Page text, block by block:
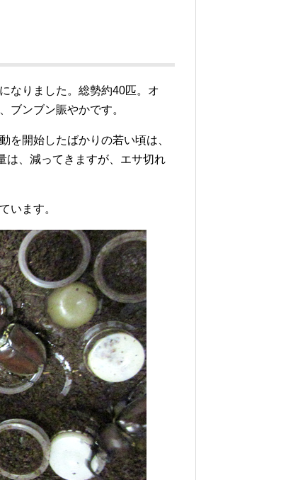
なりました。総勢約40匹。オ
ブンブン賑やかです。
を開始したばかりの若い頃は、
は、減ってきますが、エサ切れ
います。